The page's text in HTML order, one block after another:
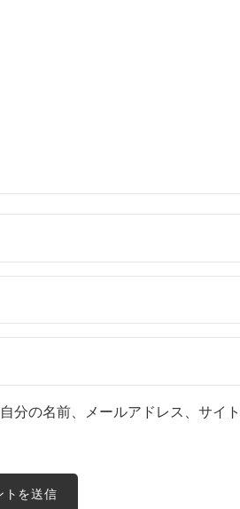
分の名前、メールアドレス、サイ